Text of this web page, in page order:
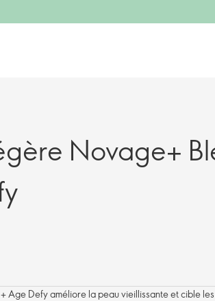
Novage+
Age Defy améliore la peau vieillissante et cible